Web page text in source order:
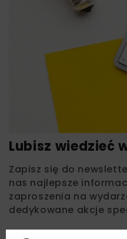
Lubisz wiedzieć
Zapisz się do
nas najlepsze
zaproszenia na
dedykowane akcje